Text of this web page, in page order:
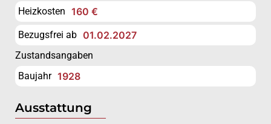
Heizkosten 160 €
Bezugsfrei ab 01.02.2027
Zustandsangaben
Baujahr 1928
Ausstattung